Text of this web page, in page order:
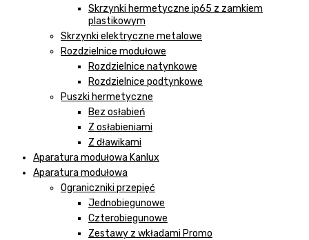
Skrzynki hermetyczne ip65 z zamkiem
plastikowym
Skrzynki elektryczne metalowe
Rozdzielnice modułowe
Rozdzielnice natynkowe
Rozdzielnice podtynkowe
Puszki hermetyczne
Bez osłabień
Z osłabieniami
Z dławikami
Aparatura modułowa Kanlux
Aparatura modułowa
Ograniczniki przepięć
Jednobiegunowe
Czterobiegunowe
Zestawy z wkładami Promo